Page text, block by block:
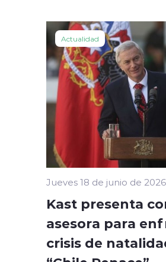
Actualidad
Jueves 18 de junio de 2026
Kast presenta
asesora para
crisis de